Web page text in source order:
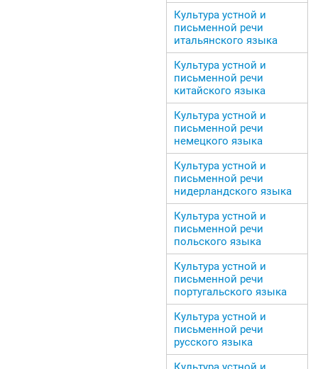
Культура устной и
письменной речи
итальянского языка
Культура устной и
письменной речи
китайского языка
Культура устной и
письменной речи
немецкого языка
Культура устной и
письменной речи
нидерландского языка
Культура устной и
письменной речи
польского языка
Культура устной и
письменной речи
португальского языка
Культура устной и
письменной речи
русского языка